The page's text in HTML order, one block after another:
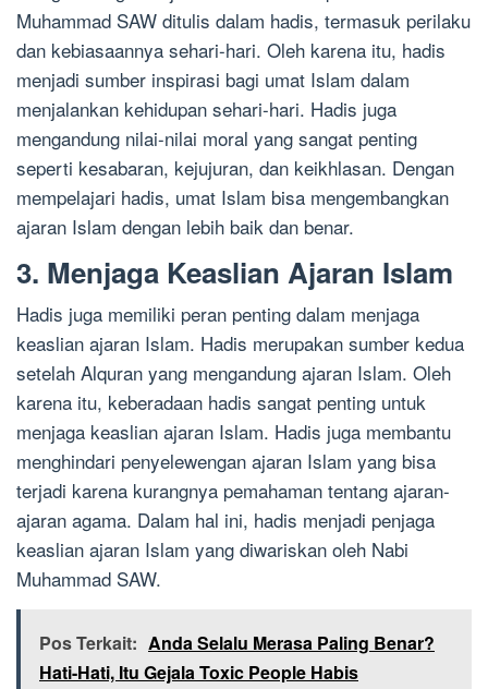
Muhammad SAW ditulis dalam hadis, termasuk perilaku
dan kebiasaannya sehari-hari. Oleh karena itu, hadis
menjadi sumber inspirasi bagi umat Islam dalam
menjalankan kehidupan sehari-hari. Hadis juga
mengandung nilai-nilai moral yang sangat penting
seperti kesabaran, kejujuran, dan keikhlasan. Dengan
mempelajari hadis, umat Islam bisa mengembangkan
ajaran Islam dengan lebih baik dan benar.
3. Menjaga Keaslian Ajaran Islam
Hadis juga memiliki peran penting dalam menjaga
keaslian ajaran Islam. Hadis merupakan sumber kedua
setelah Alquran yang mengandung ajaran Islam. Oleh
karena itu, keberadaan hadis sangat penting untuk
menjaga keaslian ajaran Islam. Hadis juga membantu
menghindari penyelewengan ajaran Islam yang bisa
terjadi karena kurangnya pemahaman tentang ajaran-
ajaran agama. Dalam hal ini, hadis menjadi penjaga
keaslian ajaran Islam yang diwariskan oleh Nabi
Muhammad SAW.
Pos Terkait: Anda Selalu Merasa Paling Benar?
Hati-Hati, Itu Gejala Toxic People Habis